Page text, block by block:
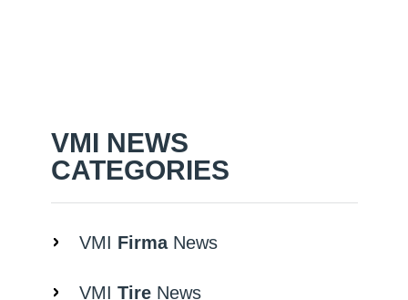
VMI NEWS
CATEGORIES
VMI FirmaNews
VMI TireNews